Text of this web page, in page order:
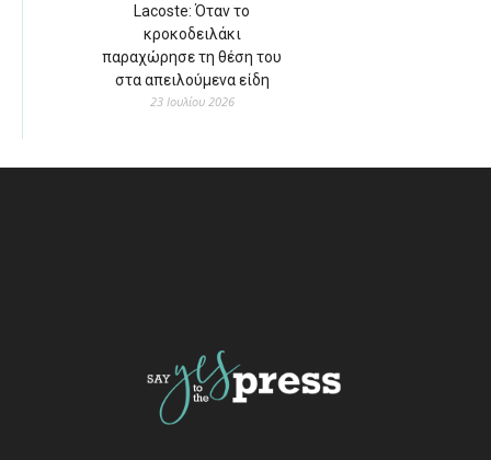
Lacoste: Όταν το
κροκοδειλάκι
παραχώρησε τη θέση του
στα απειλούμενα είδη
23 Ιουλίου 2026